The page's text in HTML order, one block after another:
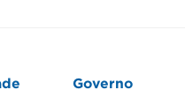
Governo